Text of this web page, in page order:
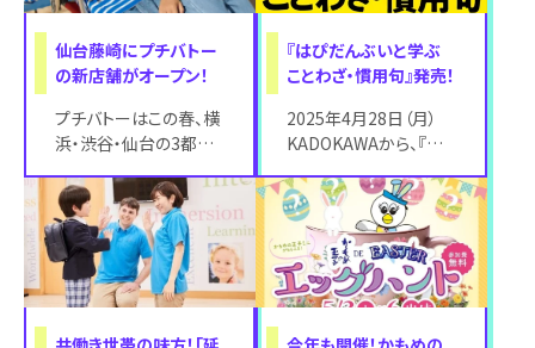
仙台藤崎にプチバトー
の新店舗がオープン！
プチバトーはこの春、横
浜・渋谷・仙台の3都市
定のポップアップストア
をオープンしま
『はぴだんぶいと学ぶ
ことわざ・慣用句』発売！
2025年4月28日（月）
KADOKAWAから、『は
わざ・慣用句』が発売さ
れま